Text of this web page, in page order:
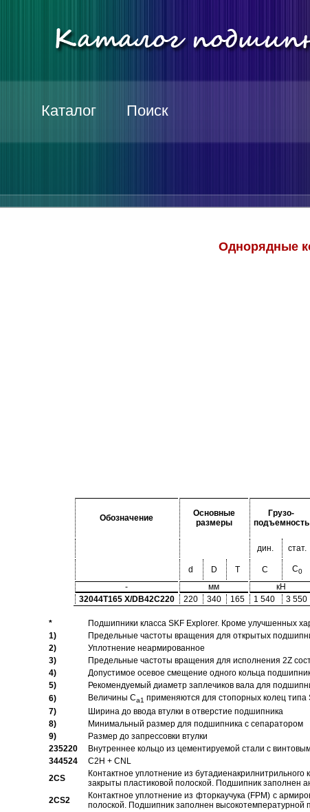
Каталог Поиск
Однорядные
Обозначение
Основные
размеры
Грузо-
подъемность
дин. стат.
d
D T C C0
- мм кН
32044T165 X/DB42C220
220 340 165 1 540 3 550
*
Подшипники класса SKF Explorer. Кроме улучшенных
1)
Предельные частоты вращения для открытых
2)
Уплотнение неармированное
3)
Предельные частоты вращения для исполнения 2Z
4)
Допустимое осевое смещение одного кольца
5)
Рекомендуемый диаметр заплечиков вала для
6)
Величины Ca1 применяются для стопорных колец типа
7)
Ширина до ввода втулки в отверстие подшипника
8)
Минимальный размер для подшипника с сепаратором
9)
Размер до запрессовки втулки
235220
Внутреннее кольцо из цементируемой стали с
344524
C2H + CNL
2CS
Контактное уплотнение из
закрыты пластиковой полоской. Подшипник заполнен
2CS2
Контактное уплотнение из фторкаучука (FPM) с
полоской. Подшипник заполнен высокотемпературной